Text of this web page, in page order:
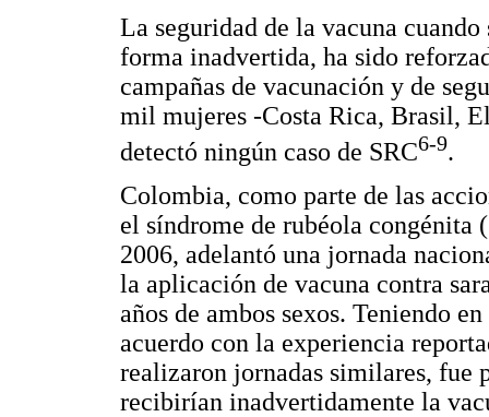
La seguridad de la vacuna
forma inadvertida, ha sido
campañas de vacunación y de
mil mujeres -Costa Rica, Brasil,
detectó ningún caso de SRC6-9.
Colombia, como parte de las
el síndrome de rubéola
2006, adelantó una jornada
la aplicación de vacuna contra
años de ambos sexos. Teniendo
acuerdo con la experiencia
realizaron jornadas similares, fue
recibirían inadvertidamente la